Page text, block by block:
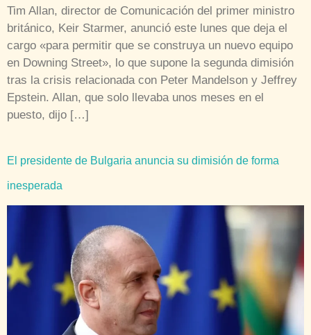
Tim Allan, director de Comunicación del primer ministro
británico, Keir Starmer, anunció este lunes que deja el
cargo «para permitir que se construya un nuevo equipo
en Downing Street», lo que supone la segunda dimisión
tras la crisis relacionada con Peter Mandelson y Jeffrey
Epstein. Allan, que solo llevaba unos meses en el
puesto, dijo […]
El presidente de Bulgaria anuncia su dimisión de forma
inesperada